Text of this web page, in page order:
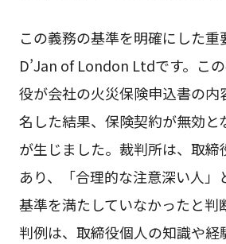
この義務の基準を明確にした重
D’Jan of London Ltdです。こ
役が会社の火災保険申込書の内
名した結果、保険契約が無効と
が生じました。裁判所は、取締
あり、「合理的な注意深い人」
基準を満たしていなかったと判
判例は、取締役個人の知識や経